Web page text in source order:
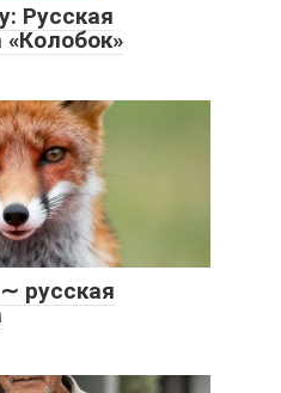
Русская
«Колобок»
русская